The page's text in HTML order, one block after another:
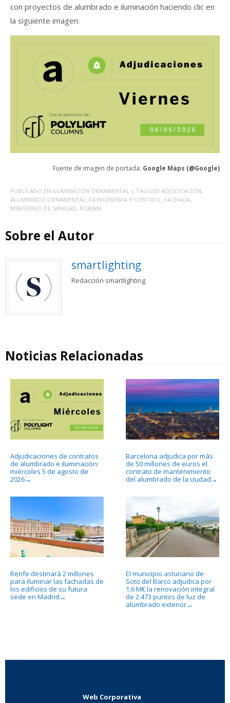
con proyectos de alumbrado e iluminación haciendo clic en
la siguiente imagen:
Fuente de imagen de portada: Google Maps (@Google)
PUBLICADO EN ILUMINACIÓN ORNAMENTAL | TAGGED ADJUDICACIÓN,
ALUMBRADO ORNAMENTAL , E4 INGENIERÍA Y CONTROL , FACHADA,
MINISTERIO DE SANIDAD, RGBWM
Sobre el Autor
smartlighting
Redacción smartlighting
Noticias Relacionadas
Adjudicaciones de contratos
de alumbrado e iluminación:
miércoles 5 de agosto de
2026→
Barcelona adjudica por más
de 50 millones de euros el
contrato de mantenimiento
del alumbrado de la ciudad →
Renfe destinará 2 millones
para iluminar las fachadas de
los edificios de su futura
sede en Madrid →
El municipio asturiano de
Soto del Barco adjudica por
1,6 M€ la renovación integral
de 2.473 puntos de luz de
alumbrado exterior→
Web Corporativa